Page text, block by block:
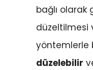
bağlı olarak
düzeltilmesi
yöntemlerle
düzelebilir